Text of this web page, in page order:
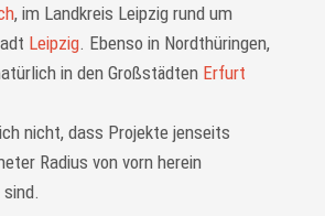
, im Landkreis Leipzig rund um
Leipzig. Ebenso in Nordthüringen,
in den Großstädten Erfurt
nicht, dass Projekte jenseits
Radius von vorn herein